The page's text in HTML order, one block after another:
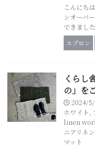
こんにち
ンオーバ
できまし
エプロン
くらし
の」を
2024/
ホワイト,
linen
ニアリネン
マット